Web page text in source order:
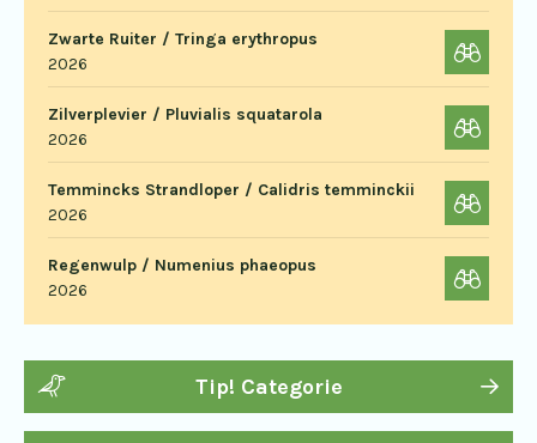
Zwarte Ruiter / Tringa erythropus
2026
Zilverplevier / Pluvialis squatarola
2026
Temmincks Strandloper / Calidris temminckii
2026
Regenwulp / Numenius phaeopus
2026
Tip! Categorie